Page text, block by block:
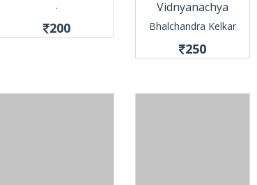
.
200
Vidnyanachya
Parshwabhumivar
Bhalchandra Kelkar
250